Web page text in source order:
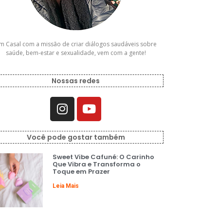
Casal com a missão de criar diálogos saudáveis sobre
saúde, bem-estar e sexualidade, vem com a gente!
Nossas redes
Você pode gostar também
Sweet Vibe Cafuné: O Carinho
Que Vibra e Transforma o
Toque em Prazer
Leia Mais